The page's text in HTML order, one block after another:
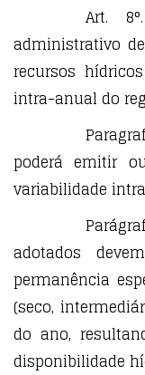
Art.
administrativo
recursos
intra-anual do
poderá emitir
variabilidade
adotados
permanência
(seco,
do ano,
disponibilidade